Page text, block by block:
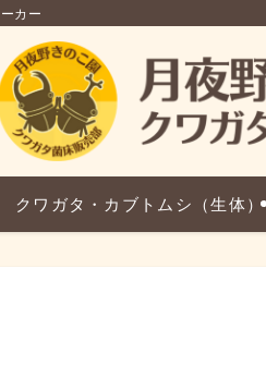
カー
クワガタ・カブトムシ（生体）